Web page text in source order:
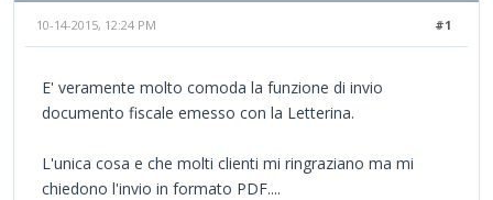
#1
10-14-2015, 12:24 PM
E' veramente molto comoda la funzione di invio
documento fiscale emesso con la Letterina.
L'unica cosa e che molti clienti mi ringraziano ma mi
chiedono l'invio in formato PDF....